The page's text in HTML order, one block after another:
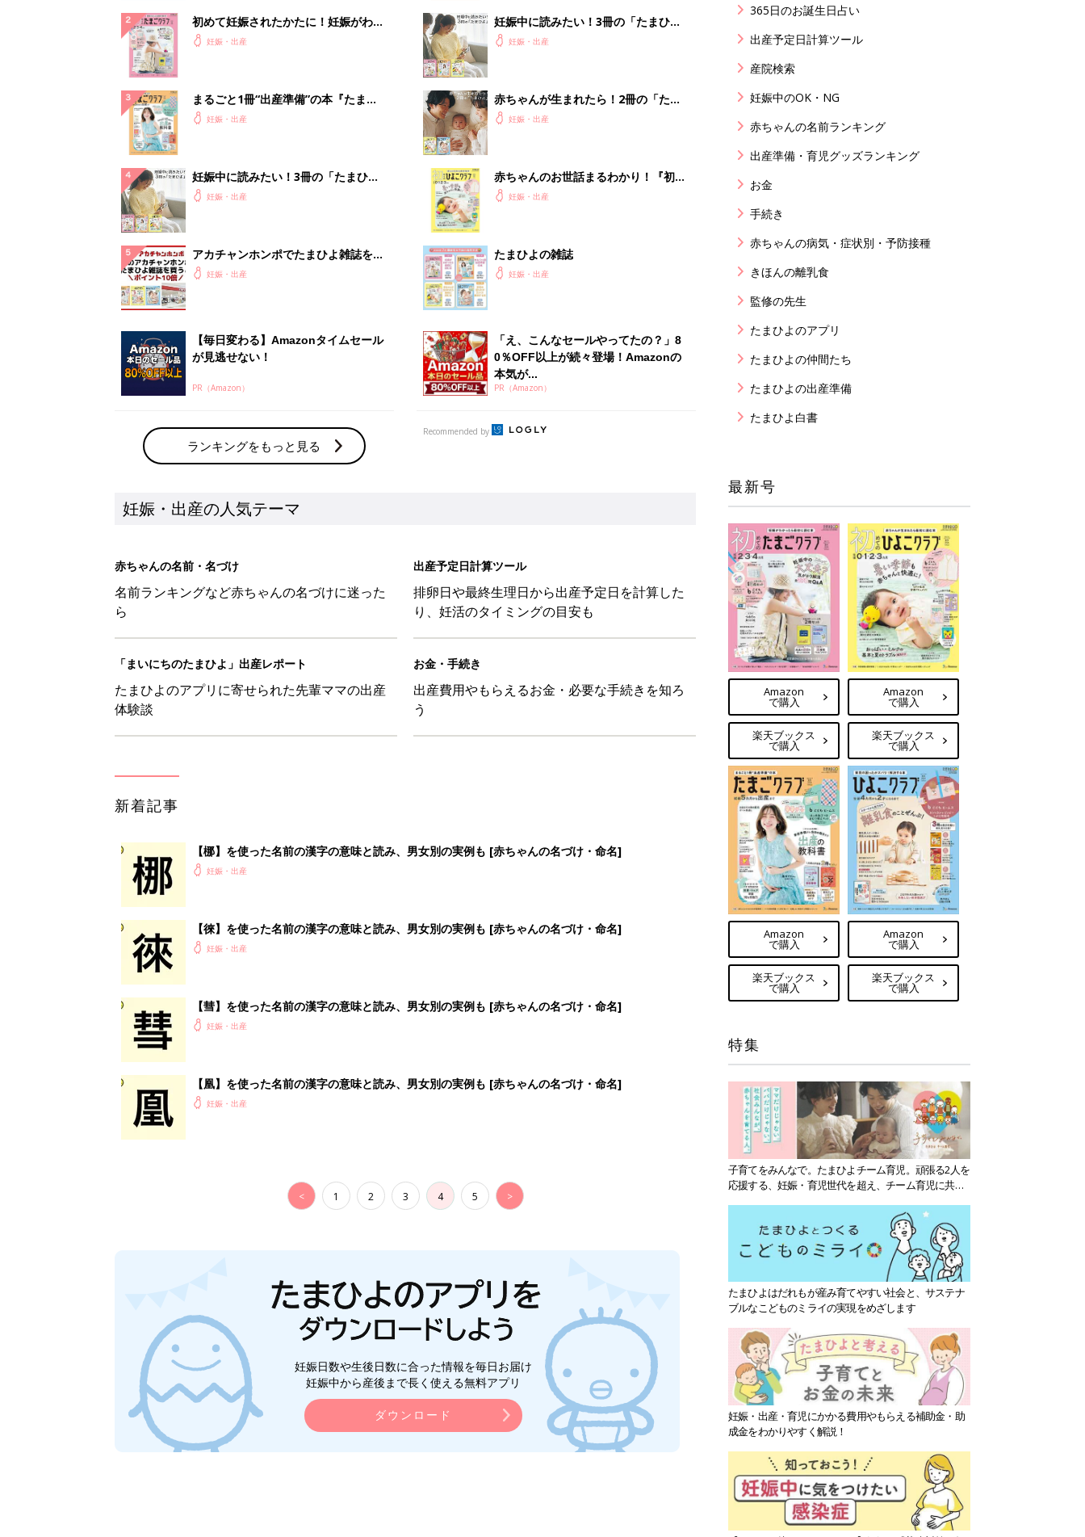
初めて妊娠されたかたに！妊娠がわか
ったら最初に読む本『初めてのたまご
妊娠・出産
まるごと1冊“出産準備”の本『たまご
クラブ 夏号』〈スペシャル大特集〉
妊娠・出産
妊娠中に読みたい！3冊の「たまひ
よ」妊娠・出産
アカチャンホンポでたまひよ雑誌を買
うとポイント10倍【期間限定】
妊娠・出産
【毎日変わる】Amazonタイムセール
が見逃せない！
PR（Amazon）
ランキングをもっと見る
妊娠中に読みたい！3冊の「たまひ
よ」妊娠・出産
赤ちゃんが生まれたら！2冊の「たま
ひよ」
妊娠・出産
赤ちゃんのお世話まるわかり！『初め
てのひよこクラブ 夏号』〈巻頭大特
妊娠・出産
たまひよの雑誌
妊娠・出産
「え、こんなセールやってたの？」8
0％OFF以上が続々登場！Amazonの
本気が...
PR（Amazon）
Recommended by
妊娠・出産の人気テーマ
赤ちゃんの名前・名づけ
名前ランキングなど赤ちゃんの名づけに迷った
ら
出産予定日計算ツール
排卵日や最終生理日から出産予定日を計算した
り、妊活のタイミングの目安も
「まいにちのたまひよ」出産レポート
たまひよのアプリに寄せられた先輩ママの出産
体験談
お金・手続き
出産費用やもらえるお金・必要な手続きを知ろ
う
新着記事
【梛】を使った名前の漢字の意味と読み、男女別の実例も [赤ちゃんの名づけ・命名]
妊娠・出産
【徠】を使った名前の漢字の意味と読み、男女別の実例も [赤ちゃんの名づけ・命名]
妊娠・出産
【彗】を使った名前の漢字の意味と読み、男女別の実例も [赤ちゃんの名づけ・命名]
妊娠・出産
【凰】を使った名前の漢字の意味と読み、男女別の実例も [赤ちゃんの名づけ・命名]
妊娠・出産
< 1 2 3 4 5 >
妊娠日数や生後日数に合った情報を毎日お届け
妊娠中から産後まで長く使える無料アプリ
ダウンロード
365日のお誕生日占い
出産予定日計算ツール
産院検索
妊娠中のOK・NG
赤ちゃんの名前ランキング
出産準備・育児グッズランキング
お金
手続き
赤ちゃんの病気・症状別・予防接種
きほんの離乳食
監修の先生
たまひよのアプリ
たまひよの仲間たち
たまひよの出産準備
たまひよ白書
最新号
Amazon
で購入
楽天ブックス
で購入
Amazon
で購入
楽天ブックス
で購入
Amazon
で購入
楽天ブックス
で購入
Amazon
で購入
楽天ブックス
で購入
特集
子育てをみんなで。たまひよチーム育児。頑張る2人を
応援する、妊娠・育児世代を超え、チーム育児に共感
たまひよはだれもが産み育てやすい社会と、サステナ
ブルなこどものミライの実現をめざします
妊娠・出産・育児にかかる費用やもらえる補助金・助
成金をわかりやすく解説！